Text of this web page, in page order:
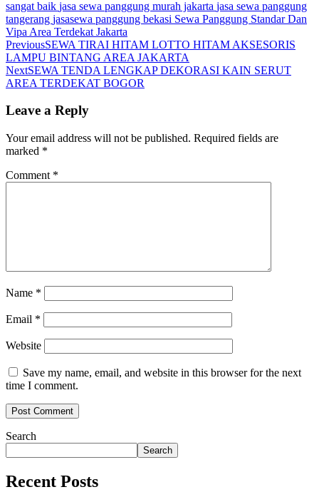
sangat baik jasa sewa panggung murah jakarta jasa sewa panggung
tangerang jasasewa panggung bekasi Sewa Panggung Standar Dan
Vipa Area Terdekat Jakarta
PreviousSEWA TIRAI HITAM LOTTO HITAM AKSESORIS
LAMPU BINTANG AREA JAKARTA
NextSEWA TENDA LENGKAP DEKORASI KAIN SERUT
AREA TERDEKAT BOGOR
Leave a Reply
Your email address will not be published. Required fields are
marked *
Comment *
Name *
Email *
Website
Save my name, email, and website in this browser for the next
time I comment.
Search
Search
Recent Posts